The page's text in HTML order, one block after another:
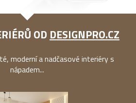
OD DESIGNPRO.CZ
moderní a nadčasové interiéry s
nápadem...